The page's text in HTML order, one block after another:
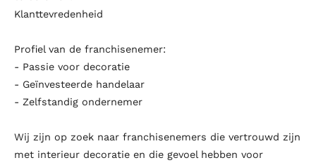
Klanttevredenheid
Profiel van de franchisenemer:
- Passie voor decoratie
- Geïnvesteerde handelaar
- Zelfstandig ondernemer
Wij zijn op zoek naar franchisenemers die vertrouwd zijn
met interieur decoratie en die gevoel hebben voor